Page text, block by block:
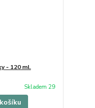
- 120 ml.
Skladem 29